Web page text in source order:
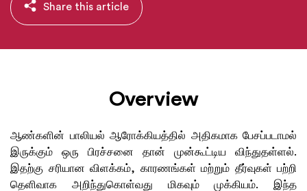
Share this article
Overview
ஆண்களின் பாலியல் ஆரோக்கியத்தில் அதிகமாக பேசப்படாமல்
இருக்கும் ஒரு பிரச்சனை தான் முன்கூட்டிய விந்துதள்ளல்.
இதற்கு சரியான விளக்கம், காரணங்கள் மற்றும் தீர்வுகள் பற்றி
தெளிவாக அறிந்துகொள்வது மிகவும் முக்கியம். இந்த